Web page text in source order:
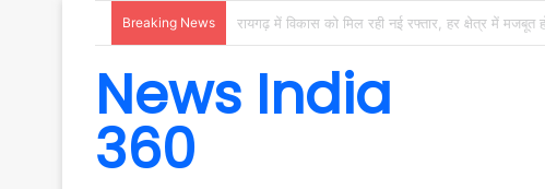
Breaking News
News India
360